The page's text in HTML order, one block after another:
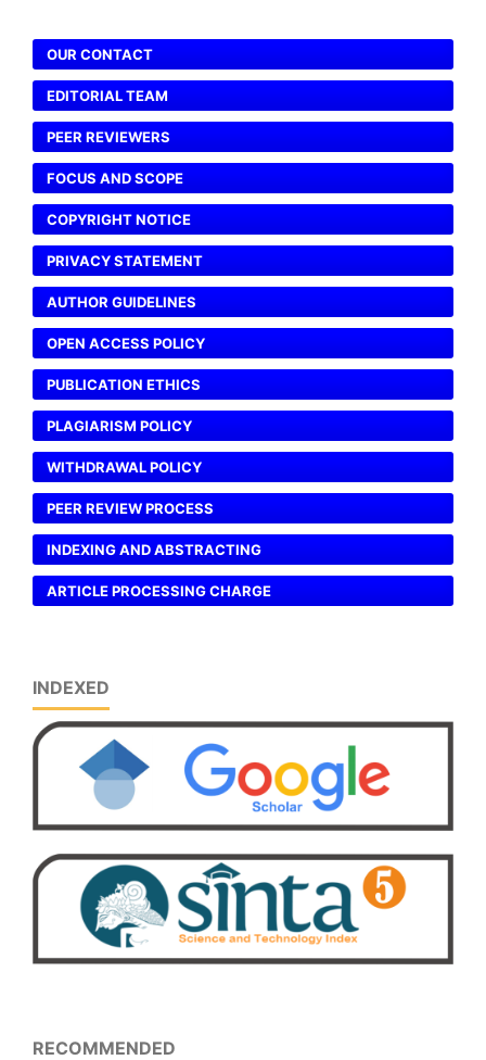
OUR CONTACT
EDITORIAL TEAM
PEER REVIEWERS
FOCUS AND SCOPE
COPYRIGHT NOTICE
PRIVACY STATEMENT
AUTHOR GUIDELINES
OPEN ACCESS POLICY
PUBLICATION ETHICS
PLAGIARISM POLICY
WITHDRAWAL POLICY
PEER REVIEW PROCESS
INDEXING AND ABSTRACTING
ARTICLE PROCESSING CHARGE
INDEXED
RECOMMENDED